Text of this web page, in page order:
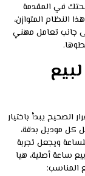
في المقدمة
النظام المتوازن،
جانب تعامل مهني
الصحيح يبدأ باختيار
كل موديل بدقة،
ويجعل تجربة
ساعة أصلية، هيا
المناسب: